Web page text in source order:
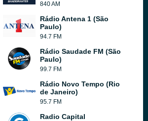
840 AM
Rádio Antena 1 (São
Paulo)
94.7 FM
Rádio Saudade FM (São
Paulo)
99.7 FM
Rádio Novo Tempo (Rio
de Janeiro)
95.7 FM
Radio Capital